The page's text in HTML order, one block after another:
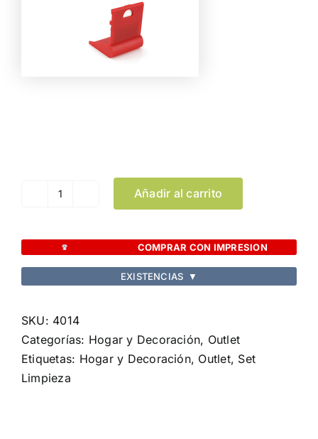
Set
Naibel
cantidad
Añadir al carrito
COMPRAR CON IMPRESION
EXISTENCIAS ▼
SKU: 4014
Categorías: Hogar y Decoración, Outlet
Etiquetas: Hogar y Decoración, Outlet, Set
Limpieza